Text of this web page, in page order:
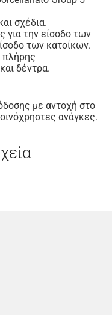
σχέδια.
για την είσοδο των
των κατοίκων.
πλήρης
δέντρα.
με αντοχή στο
ανάγκες.